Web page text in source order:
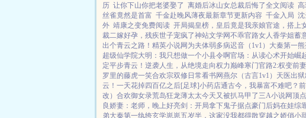
历 让你下山你把老婆娶了 离婚后冰山女总裁后悔了全文阅读
丝雀竟然是首富 千金赴晚风薄夜最新章节更新内容 千金入局
外 靖康之变免费阅读 开局揭皇榜，皇后竟是我亲娘官途，搭上
裁二嫁好孕，残疾世子宠疯了神站文学网不乖官路女人香学姐蓄
出个青云之路！ 精英小说网 为夫体弱多病迟音（1v1） 大秦第一
超级仙学院大明：我只想做一个小县令啊官场：从读心术开始崛
定平步青云！ 逆袭人生，从绝境走向权力巅峰寒门官路2:权变前
罗里的藤虎一笑合欢宗双修日常看书网燕尔（古言1v1） 天医出狱
云！ 一天花掉四百亿之后[足球]小药店通古今，我暴富不难吧？
改） 合欢御女录荒岛狂龙薄太太今天又被扒马甲了 三A小说网顶
良娇妻：老师，晚上好亮剑：开局拿下鬼子据点豪门后妈在娃综
弟大秦第一纨绔玄学崽崽五岁半，这家没我都得散穿越之娇俏小